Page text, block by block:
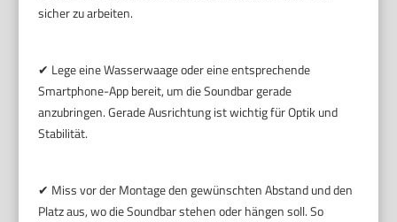
sicher zu arbeiten.
✔ Lege eine Wasserwaage oder eine entsprechende
Smartphone-App bereit, um die Soundbar gerade
anzubringen. Gerade Ausrichtung ist wichtig für Optik und
Stabilität.
✔ Miss vor der Montage den gewünschten Abstand und den
Platz aus, wo die Soundbar stehen oder hängen soll. So